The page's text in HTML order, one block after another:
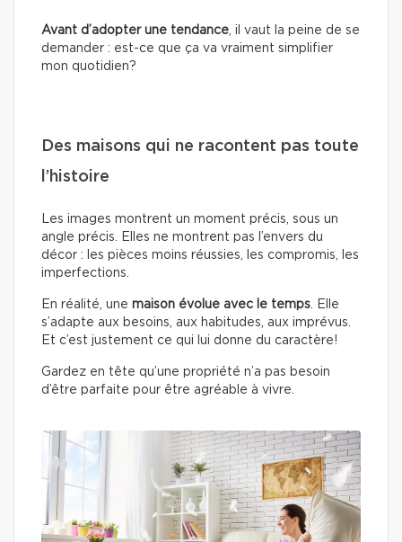
Avant d’adopter une tendance , il vaut la peine de se
demander : est-ce que ça va vraiment simplifier
mon quotidien?
Des maisons qui ne racontent pas toute
l’histoire
Les images montrent un moment précis, sous un
angle précis. Elles ne montrent pas l’envers du
décor : les pièces moins réussies, les compromis, les
imperfections.
En réalité, une maison évolue avec le temps . Elle
s’adapte aux besoins, aux habitudes, aux imprévus.
Et c’est justement ce qui lui donne du caractère!
Gardez en tête qu’une propriété n’a pas besoin
d’être parfaite pour être agréable à vivre.